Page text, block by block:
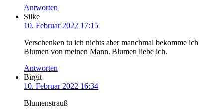
Antworten
Silke
10. Februar 2022 17:15
Verschenken tu ich nichts aber manchmal bekomme ich
Blumen von meinen Mann. Blumen liebe ich.
Antworten
Birgit
10. Februar 2022 16:34
Blumenstrauß